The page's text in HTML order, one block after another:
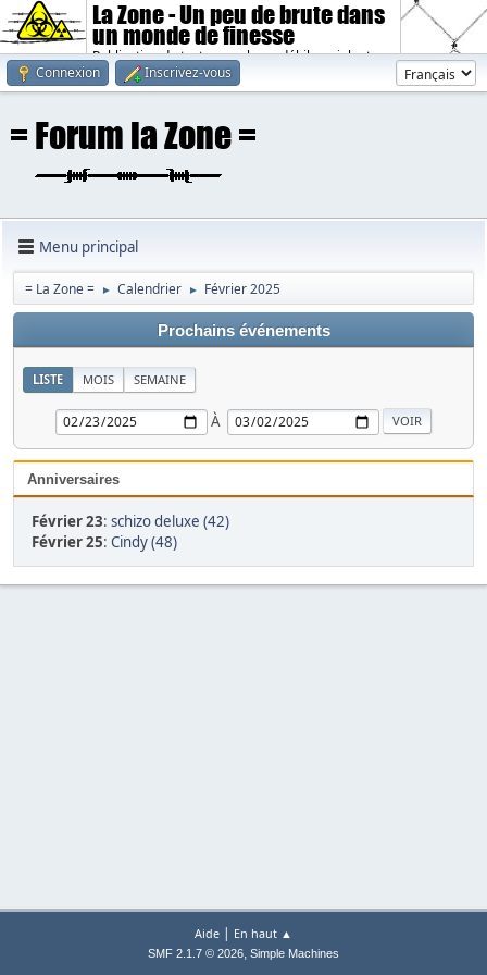
La Zone - Un peu de brute dans
un monde de finesse
Publication de textes sombres, débiles, violents.
Connexion
Inscrivez-vous
Menu principal
= La Zone = ► Calendrier ► Février 2025
Prochains événements
LISTE MOIS SEMAINE
À
Anniversaires
Février 23: schizo deluxe (42)
Février 25: Cindy (48)
Aide | En haut ▲
SMF 2.1.7 © 2026, Simple Machines